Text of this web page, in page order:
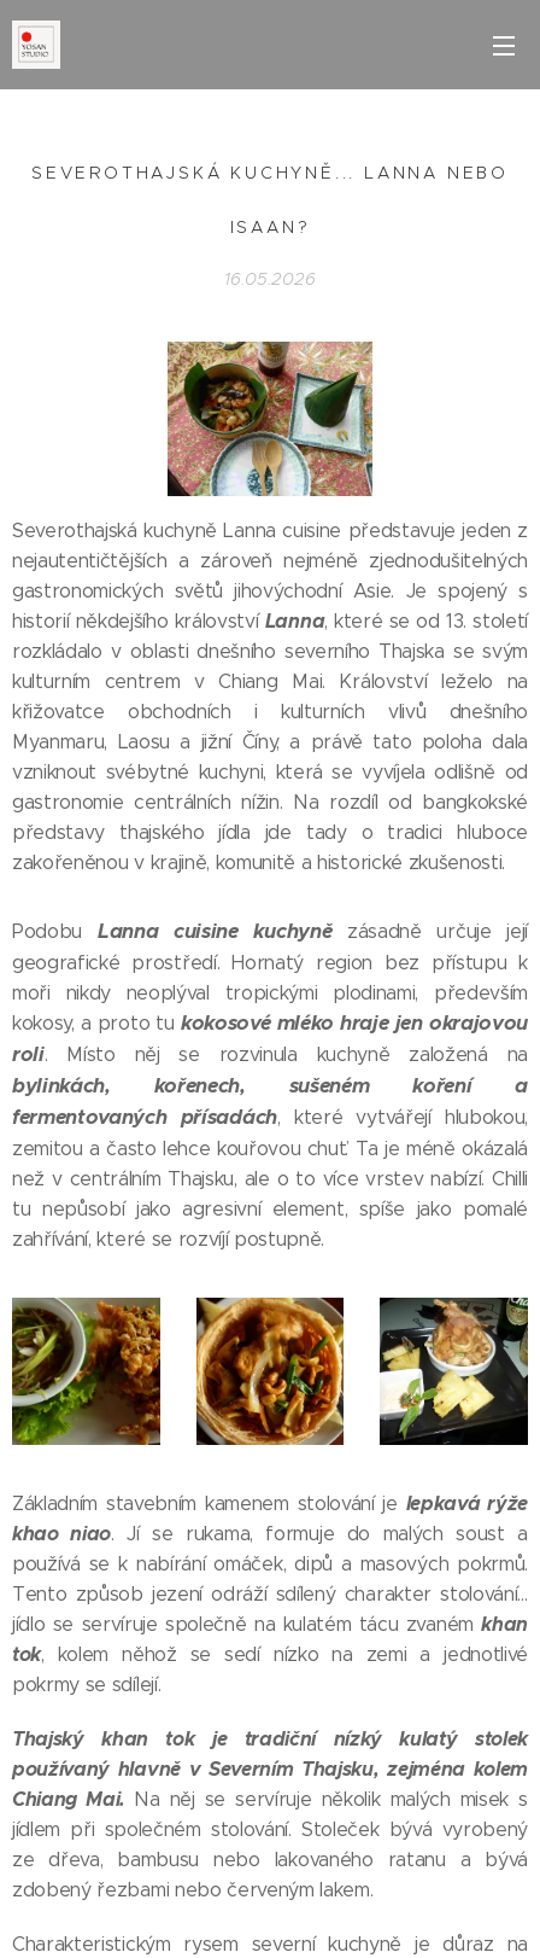
SEVEROTHAJSKÁ KUCHYNĚ... LANNA NEBO
ISAAN?
16.05.2026
Severothajská kuchyně Lanna cuisine představuje jeden z
nejautentičtějších a zároveň nejméně zjednodušitelných
gastronomických světů jihovýchodní Asie. Je spojený s
historií někdejšího království Lanna, které se od 13. století
rozkládalo v oblasti dnešního severního Thajska se svým
kulturním centrem v Chiang Mai. Království leželo na
křižovatce obchodních i kulturních vlivů dnešního
Myanmaru, Laosu a jižní Číny, a právě tato poloha dala
vzniknout svébytné kuchyni, která se vyvíjela odlišně od
gastronomie centrálních nížin. Na rozdíl od bangkokské
představy thajského jídla jde tady o tradici hluboce
zakořeněnou v krajině, komunitě a historické zkušenosti.
Podobu Lanna cuisine kuchynězásadně určuje její
geografické prostředí. Hornatý region bez přístupu k
moři nikdy neoplýval tropickými plodinami, především
kokosy, a proto tu kokosové mléko hraje jen okrajovou
roli. Místo něj se rozvinula kuchyně založená na
bylinkách, kořenech, sušeném koření a
fermentovaných přísadách, které vytvářejí hlubokou,
zemitou a často lehce kouřovou chuť. Ta je méně okázalá
než v centrálním Thajsku, ale o to více vrstev nabízí. Chilli
tu nepůsobí jako agresivní element, spíše jako pomalé
zahřívání, které se rozvíjí postupně.
Základním stavebním kamenem stolování je lepkavá rýže
khao niao. Jí se rukama, formuje do malých soust a
používá se k nabírání omáček, dipů a masových pokrmů.
Tento způsob jezení odráží sdílený charakter stolování…
jídlo se servíruje společně na kulatém tácu zvanémkhan
tok, kolem něhož se sedí nízko na zemi a jednotlivé
pokrmy se sdílejí.
Thajský khan tok je tradiční nízký kulatý stolek
používaný hlavně v Severním Thajsku, zejména kolem
Chiang Mai.
Na něj se servíruje několik malých misek s
jídlem při společném stolování. Stoleček bývá vyrobený
ze dřeva, bambusu nebo lakovaného ratanu a bývá
zdobený řezbami nebo červeným lakem.
Charakteristickým rysem severní kuchyně je důraz na